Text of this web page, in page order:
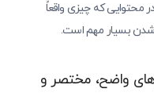
محتوایی که چیزی واقعاً
شدن بسیار مهم است.
واضح، مختصر و